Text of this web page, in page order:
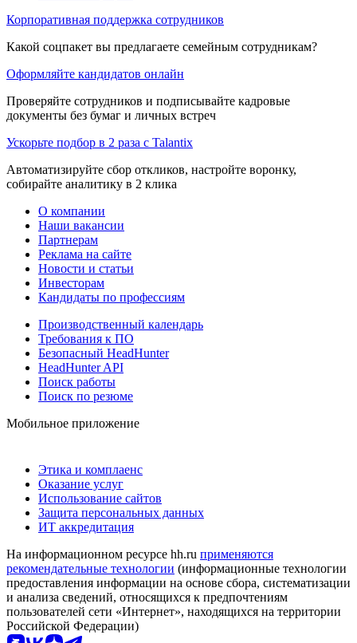
Корпоративная поддержка сотрудников
Какой соцпакет вы предлагаете семейным сотрудникам?
Оформляйте кандидатов онлайн
Проверяйте сотрудников и подписывайте кадровые
документы без бумаг и личных встреч
Ускорьте подбор в 2 раза с Talantix
Автоматизируйте сбор откликов, настройте воронку,
собирайте аналитику в 2 клика
О компании
Наши вакансии
Партнерам
Реклама на сайте
Новости и статьи
Инвесторам
Кандидаты по профессиям
Производственный календарь
Требования к ПО
Безопасный HeadHunter
HeadHunter API
Поиск работы
Поиск по резюме
Мобильное приложение
Этика и комплаенс
Оказание услуг
Использование сайтов
Защита персональных данных
ИТ аккредитация
На информационном ресурсе hh.ru применяются
рекомендательные технологии (информационные технологии
предоставления информации на основе сбора, систематизации
и анализа сведений, относящихся к предпочтениям
пользователей сети «Интернет», находящихся на территории
Российской Федерации)